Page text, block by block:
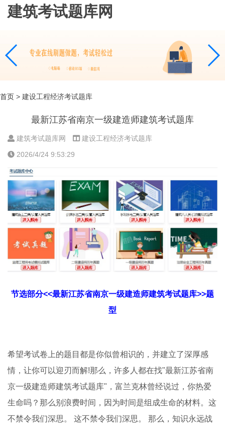
建筑考试题库网
首页 > 建设工程经济考试题库
最新江苏省南京一级建造师建筑考试题库
建筑考试题库网
建设工程经济考试题库
2026/4/24 9:53:29
节选部分<<最新江苏省南京一级建造师建筑考试题库>>题
型
希望考试卷上的题目都是你似曾相识的，并建立了深厚感
情，让你可以迎刃而解!那么，许多人都在找"最新江苏省南
京一级建造师建筑考试题库"，富兰克林曾经说过，你热爱
生命吗？那么别浪费时间，因为时间是组成生命的材料。这
不禁令我们深思。 这不禁令我们深思。 那么，知识永远战